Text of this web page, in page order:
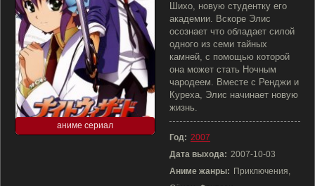
аниме сериал
Шихо, новую студентку его
академии. Вскоре Элис
осознает что обладает силой
одного из семи тайных
камней, с помощью которой
она может стать Ночным
чародеем. Вместе с Ренджи и
Куреха, Элис начинает новую
жизнь.
Год: 2007
Дата выхода: 2007-10-03
Аниме жанры: Приключения,